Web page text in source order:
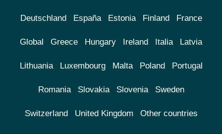
Deutschland España Estonia Finland France
Global Greece Hungary Ireland Italia Latvia
Lithuania Luxembourg Malta Poland Portugal
Romania Slovakia Slovenia Sweden
Switzerland United Kingdom Other countries